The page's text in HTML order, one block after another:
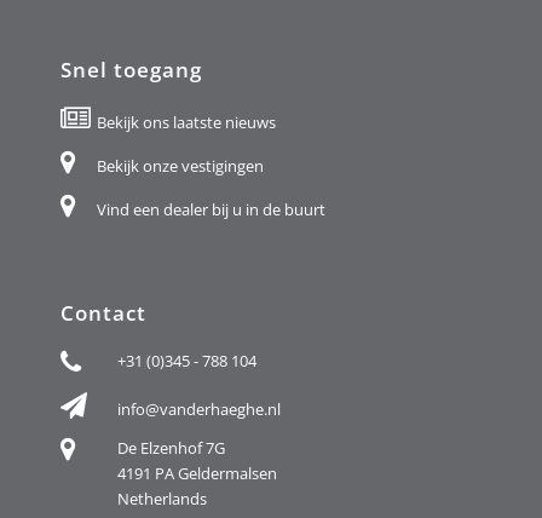
Snel toegang
Bekijk ons laatste nieuws
Bekijk onze vestigingen
Vind een dealer bij u in de buurt
Contact
+31 (0)345 - 788 104
info@vanderhaeghe.nl
De Elzenhof 7G
4191 PA Geldermalsen
Netherlands